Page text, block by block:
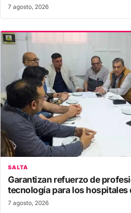
7 agosto, 2026
SALTA
Garantizan refuerzo de
tecnología para los hospitales
7 agosto, 2026